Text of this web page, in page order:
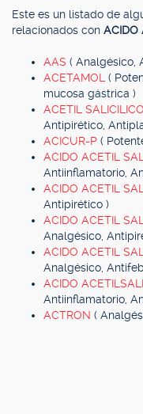
Este es un listado de
relacionados con ACIDO
AAS ( Analgésico,
ACETAMOL (
mucosa gástrica )
ACETIL
Antipirético,
ACICUR-P (
ACIDO ACETIL
Antiinflamatorio,
ACIDO ACETIL
Antipirético )
ACIDO ACETIL
Analgésico,
ACIDO ACETIL
Analgésico,
ACIDO
Antiinflamatorio,
ACTRON (